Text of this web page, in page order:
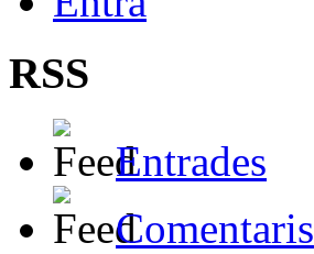
RSS
Entrades
Comentaris